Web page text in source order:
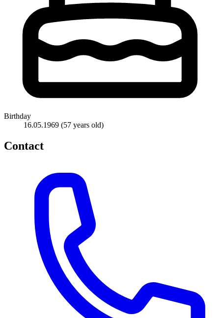
Birthday
16.05.1969 (57 years old)
Contact